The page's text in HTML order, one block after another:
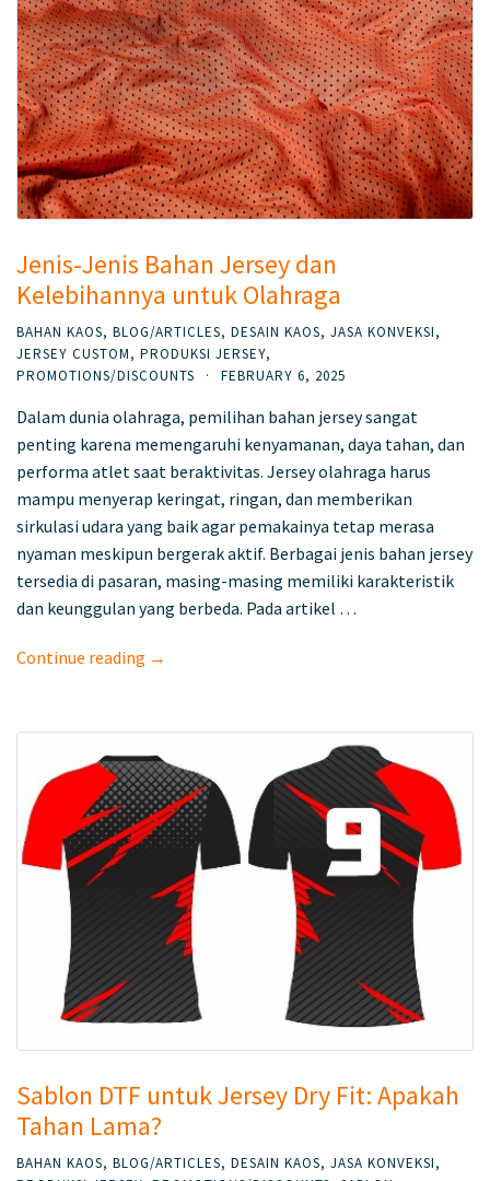
Jenis-Jenis Bahan Jersey dan
Kelebihannya untuk Olahraga
BAHAN KAOS, BLOG/ARTICLES, DESAIN KAOS, JASA KONVEKSI,
JERSEY CUSTOM, PRODUKSI JERSEY,
PROMOTIONS/DISCOUNTS
· FEBRUARY 6, 2025
Dalam dunia olahraga, pemilihan bahan jersey sangat
penting karena memengaruhi kenyamanan, daya tahan, dan
performa atlet saat beraktivitas. Jersey olahraga harus
mampu menyerap keringat, ringan, dan memberikan
sirkulasi udara yang baik agar pemakainya tetap merasa
nyaman meskipun bergerak aktif. Berbagai jenis bahan jersey
tersedia di pasaran, masing-masing memiliki karakteristik
dan keunggulan yang berbeda. Pada artikel …
Continue reading →
Sablon DTF untuk Jersey Dry Fit: Apakah
Tahan Lama?
BAHAN KAOS, BLOG/ARTICLES, DESAIN KAOS, JASA KONVEKSI,